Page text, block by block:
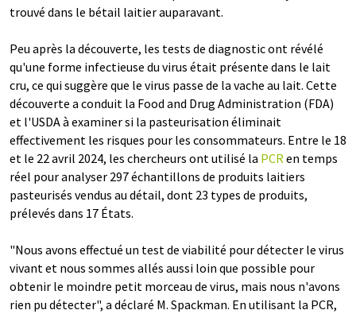
trouvé dans le bétail laitier auparavant.
Peu après la découverte, les tests de diagnostic ont révélé
qu'une forme infectieuse du virus était présente dans le lait
cru, ce qui suggère que le virus passe de la vache au lait. Cette
découverte a conduit la Food and Drug Administration (FDA)
et l'USDA à examiner si la pasteurisation éliminait
effectivement les risques pour les consommateurs. Entre le 18
et le 22 avril 2024, les chercheurs ont utilisé la PCRen temps
réel pour analyser 297 échantillons de produits laitiers
pasteurisés vendus au détail, dont 23 types de produits,
prélevés dans 17 États.
"Nous avons effectué un test de viabilité pour détecter le virus
vivant et nous sommes allés aussi loin que possible pour
obtenir le moindre petit morceau de virus, mais nous n'avons
rien pu détecter", a déclaré M. Spackman. En utilisant la PCR,